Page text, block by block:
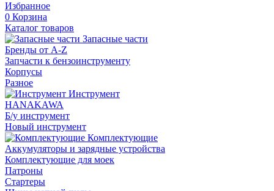
Избранное
0 Корзина
Каталог товаров
Запасные части
Бренды от A-Z
Запчасти к бензоинструменту
Корпусы
Разное
Инструмент
HANAKAWA
Б/у инструмент
Новый инструмент
Комплектующие
Аккумуляторы и зарядные устройства
Комплектующие для моек
Патроны
Стартеры